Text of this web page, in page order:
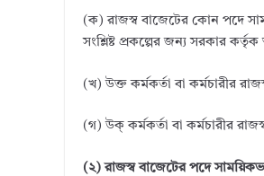
(ক) রাজস্ব বাজেটের কোন পদে
সংশ্লিষ্ট প্রকল্পের জন্য সরকার
(খ) উক্ত কর্মকর্তা বা কর্মচারীর
(গ) উক্ কর্মকর্তা বা কর্মচারীর
(২) রাজস্ব বাজেটের পদে